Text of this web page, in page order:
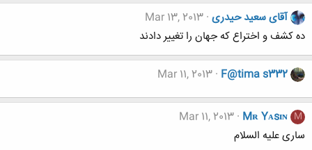
آقای سعید حیدری Mar 13, 2013
ده کشف و اختراع که جهان را تغییر دادند
F@tima s332
Mar 11, 2013
M
Mʀ Yᴀsɪɴ
Mar 11, 2013
ساری علیه السلام